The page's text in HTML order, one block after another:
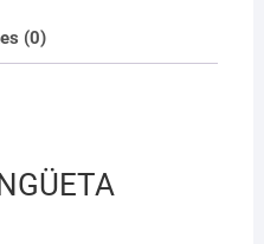
(0)